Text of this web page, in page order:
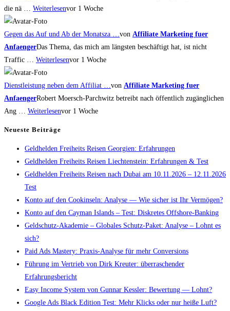
die nä … Weiterlesenvor 1 Woche
Gegen das Auf und Ab der Monatsza … von Affiliate Marketing fuer
AnfaengerDas Thema, das mich am längsten beschäftigt hat, ist nicht
Traffic … Weiterlesenvor 1 Woche
Dienstleistung neben dem Affiliat … von Affiliate Marketing fuer
AnfaengerRobert Moersch-Parchwitz betreibt nach öffentlich zugänglichen
Ang … Weiterlesenvor 1 Woche
Neueste Beiträge
Geldhelden Freiheits Reisen Georgien: Erfahrungen
Geldhelden Freiheits Reisen Liechtenstein: Erfahrungen & Test
Geldhelden Freiheits Reisen nach Dubai am 10.11.2026 – 12.11.2026
Test
Konto auf den Cookinseln: Analyse — Wie sicher ist Ihr Vermögen?
Konto auf den Cayman Islands – Test: Diskretes Offshore-Banking
Geldschutz-Akademie – Globales Schutz-Paket: Analyse – Lohnt es
sich?
Paid Ads Mastery: Praxis-Analyse für mehr Conversions
Führung im Vertrieb von Dirk Kreuter: überraschender
Erfahrungsbericht
Easy Income System von Gunnar Kessler: Bewertung — Lohnt?
Google Ads Black Edition Test: Mehr Klicks oder nur heiße Luft?